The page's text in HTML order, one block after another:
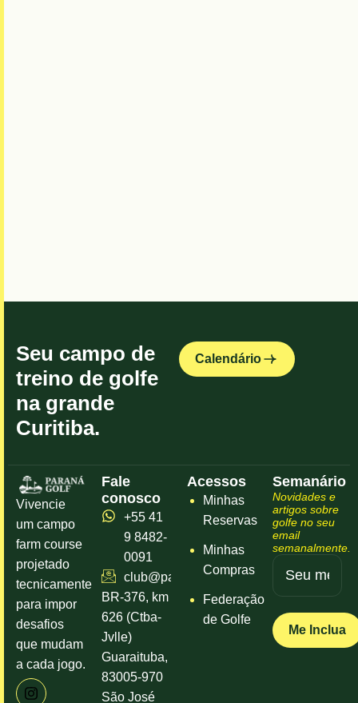
Seu campo de
treino de golfe
na grande
Curitiba.
Calendário
Vivencie
um campo
farm course
projetado
tecnicamente
para impor
desafios
que mudam
a cada jogo.
Fale
conosco
+55 41
9 8482-
0091
club@parana.golf
BR-376, km
626 (Ctba-
Jvlle)
Guaraituba,
83005-970
São José
Acessos
Minhas
Reservas
Minhas
Compras
Federação
de Golfe
Semanário
Novidades e
artigos sobre
golfe no seu
email
semanalmente.